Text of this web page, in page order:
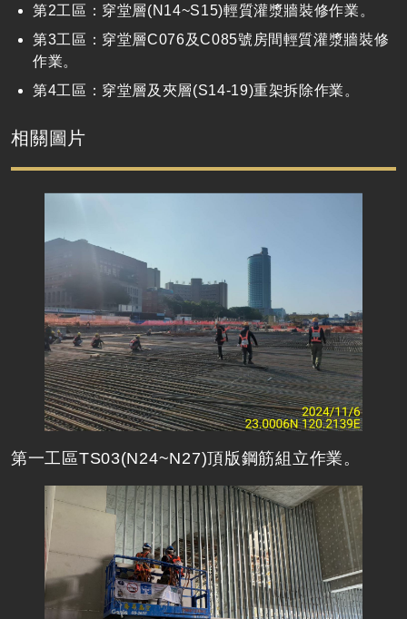
第2工區：穿堂層(N14~S15)輕質灌漿牆裝修作業。
第3工區：穿堂層C076及C085號房間輕質灌漿牆裝修
作業。
第4工區：穿堂層及夾層(S14-19)重架拆除作業。
相關圖片
第一工區TS03(N24~N27)頂版鋼筋組立作業。